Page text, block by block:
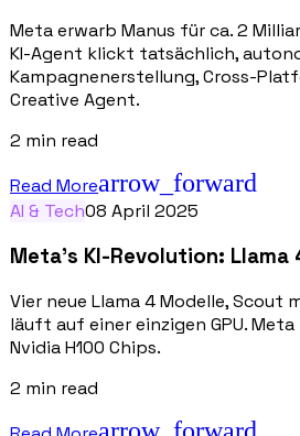
Meta erwarb Manus für ca. 2
KI-Agent klickt tatsächlich,
Kampagnenerstellung, Cross-
Creative Agent.
2 min read
Read Morearrow_forward
AI & Tech08 April 2025
Meta's KI-Revolution: Llama
Vier neue Llama 4 Modelle, Scout
läuft auf einer einzigen GPU.
Nvidia H100 Chips.
2 min read
arrow_forward